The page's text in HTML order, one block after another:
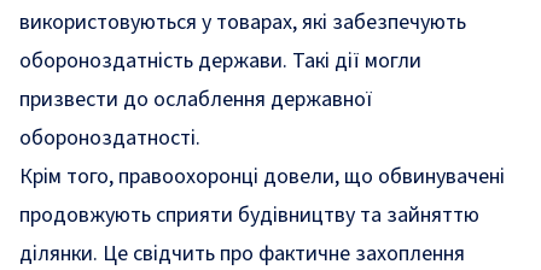
використовуються у товарах, які забезпечують
обороноздатність держави. Такі дії могли
призвести до ослаблення державної
обороноздатності.
Крім того, правоохоронці довели, що обвинувачені
продовжують сприяти будівництву та зайняттю
ділянки. Це свідчить про фактичне захоплення